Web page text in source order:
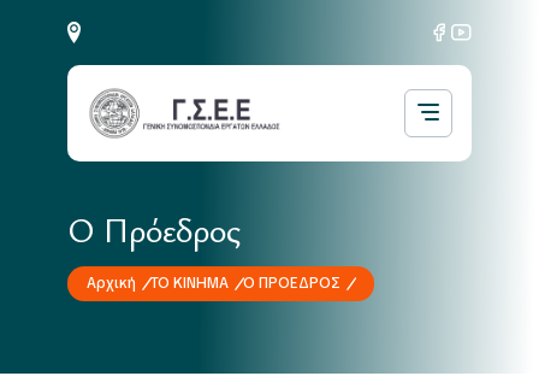
Ο Πρόεδρος
Αρχική ΤΟ ΚΙΝΗΜΑ Ο ΠΡΟΕΔΡΟΣ